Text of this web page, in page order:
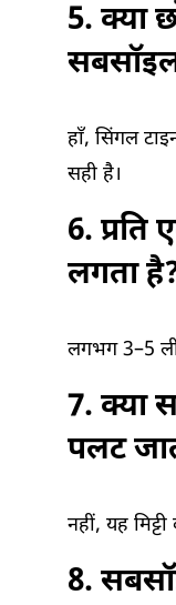
5. क्या
हाँ, सिंगल
सही है।
6.
लगता
लगभग 3–5
7. क्या
पलट
नहीं, यह
8.